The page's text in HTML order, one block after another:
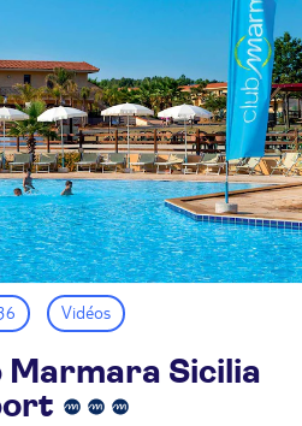
Vidéos
Marmara Sicilia